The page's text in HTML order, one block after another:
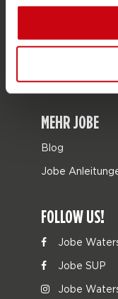
Collaborations
MEHR JOBE
Blog
Jobe
FOLLOW US!
Jobe
Jobe SUP
Jobe